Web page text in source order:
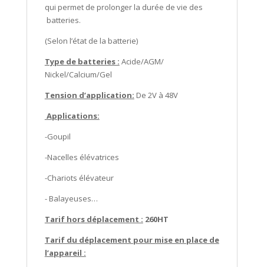
qui permet de prolonger la durée de vie des
batteries.
(Selon l’état de la batterie)
Type de batteries : Acide/AGM/
Nickel/Calcium/Gel
Tension d’application: De 2V à 48V
Applications:
-Goupil
-Nacelles élévatrices
-Chariots élévateur
- Balayeuses…
Tarif hors déplacement : 260HT
Tarif du déplacement pour mise en place de
l’appareil :